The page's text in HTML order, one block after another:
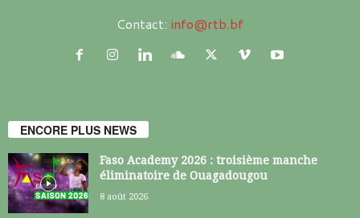
Contact: info@rtb.bf
ENCORE PLUS NEWS
Faso Academy 2026 : troisième manche
éliminatoire de Ouagadougou
8 août 2026